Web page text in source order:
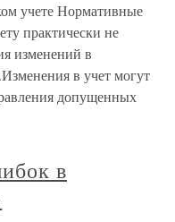
учете Нормативные
практически не
изменений в
в учет могут
допущенных
в